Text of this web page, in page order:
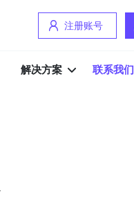
注册账号
解决方案 联系我们